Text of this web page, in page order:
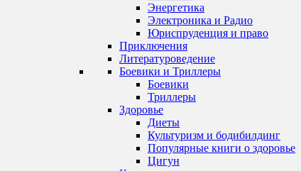
Энергетика
Электроника и Радио
Юриспруденция и право
Приключения
Литературоведение
Боевики и Триллеры
Боевики
Триллеры
Здоровье
Диеты
Культуризм и бодибилдинг
Популярные книги о здоровье
Цигун